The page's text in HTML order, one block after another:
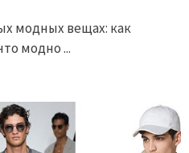
модных вещах: как
модно ...